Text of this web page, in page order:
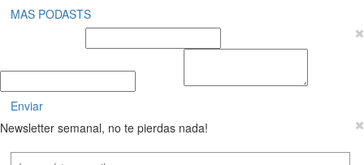
MAS PODASTS
Enviar
Newsletter semanal, no te pierdas nada!